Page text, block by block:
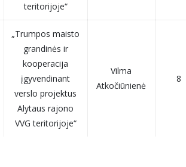
teritorijoje“
„Trumpos maisto
grandinės ir
kooperacija
įgyvendinant
verslo projektus
Alytaus rajono
VVG teritorijoje“
Vilma
Atkočiūnienė
8